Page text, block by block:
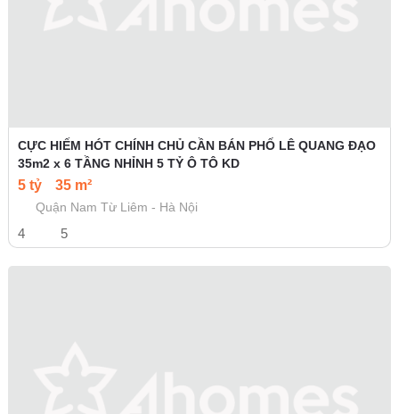
CỰC HIẾM HÓT CHÍNH CHỦ CẦN BÁN PHỐ LÊ QUANG ĐẠO
35m2 x 6 TẦNG NHỈNH 5 TỶ Ô TÔ KD
5 tỷ 35 m²
Quận Nam Từ Liêm - Hà Nội
4 5